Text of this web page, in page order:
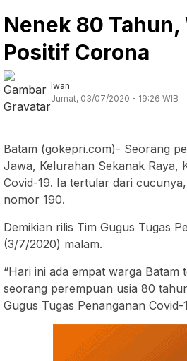
Nenek 80 Tahun,
Positif Corona
Iwan
Jumat, 03/07/2020 - 19:26 WIB
Batam (gokepri.com)- Seorang
Jawa, Kelurahan Sekanak Raya,
Covid-19. Ia tertular dari
nomor 190.
Demikian rilis Tim Gugus Tugas
(3/7/2020) malam.
“Hari ini ada empat warga
seorang perempuan usia 80
Gugus Tugas Penanganan